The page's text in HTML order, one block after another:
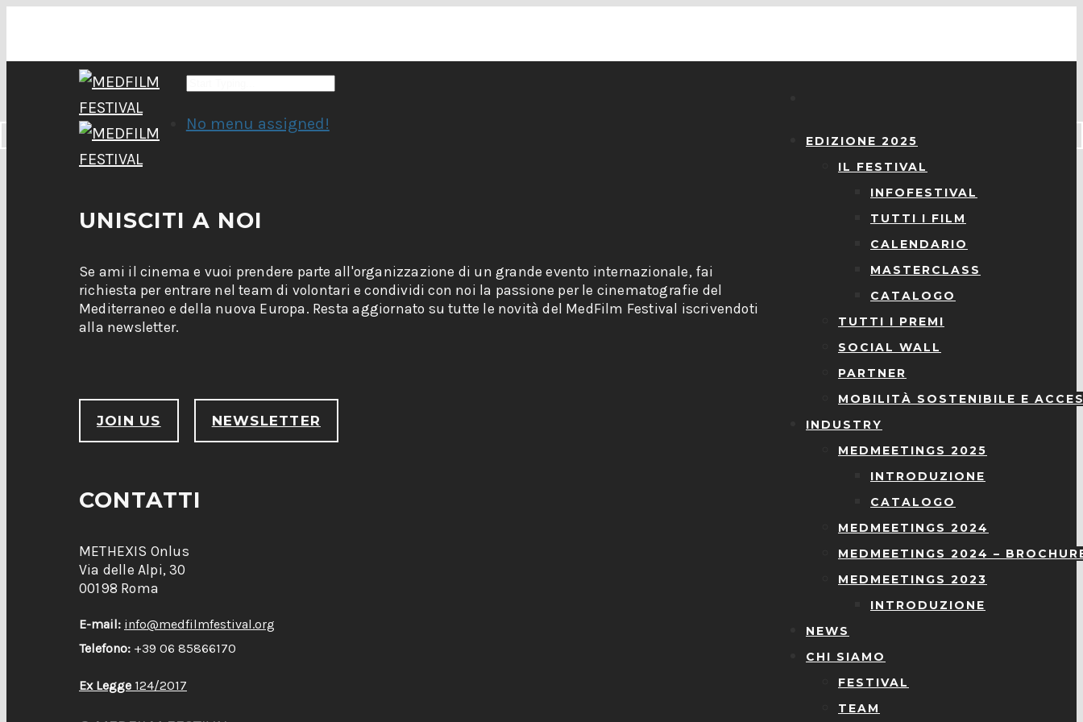
EDIZIONE 2025
IL FESTIVAL
INFOFESTIVAL
TUTTI I FILM
CALENDARIO
MASTERCLASS
CATALOGO
TUTTI I PREMI
SOCIAL WALL
PARTNER
MOBILITÀ SOSTENIBILE E
INDUSTRY
MEDMEETINGS 2025
INTRODUZIONE
CATALOGO
MEDMEETINGS 2024
MEDMEETINGS 2024 –
MEDMEETINGS 2023
INTRODUZIONE
NEWS
CHI SIAMO
FESTIVAL
TEAM
No menu assigned!
UNISCITI A NOI
Se ami il cinema e vuoi prendere parte all'organizzazione di un grande evento internazionale, fai
richiesta per entrare nel team di volontari e condividi con noi la passione per le cinematografie del
Mediterraneo e della nuova Europa. Resta aggiornato su tutte le novità del MedFilm Festival iscrivendoti
alla newsletter.
JOIN US NEWSLETTER
CONTATTI
METHEXIS Onlus
Via delle Alpi, 30
00198 Roma
E-mail: info@medfilmfestival.org
Telefono: +39 06 85866170
Ex Legge 124/2017